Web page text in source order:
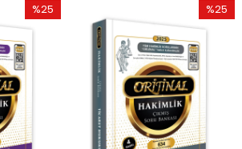
%25
İndirim
%25İndirim
%25
İndirim